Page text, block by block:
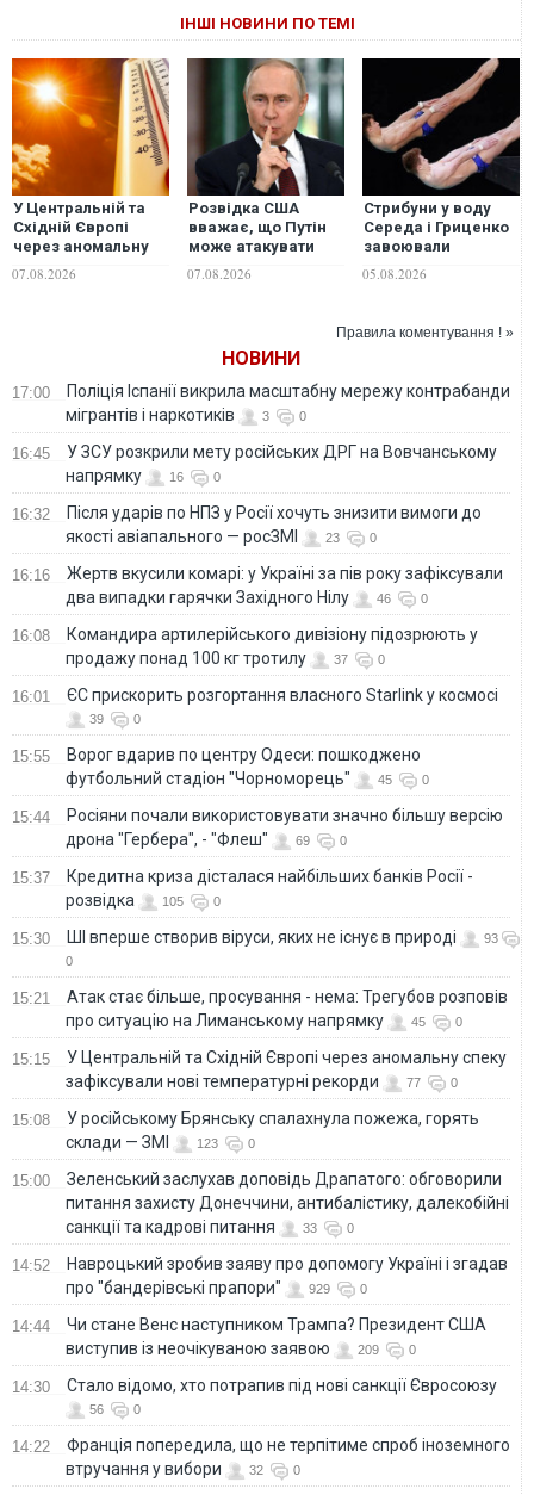
ІНШІ НОВИНИ ПО ТЕМІ
У Центральній та
Східній Європі
через аномальну
спеку зафіксували
нові температурні
07.08.2026
Розвідка США
вважає, що Путін
може атакувати
одну з країн НАТО
вже цієї осені, -
07.08.2026
Стрибуни у воду
Середа і Гриценко
завоювали
"бронзу"
чемпіонату Європи
05.08.2026
Правила коментування ! »
НОВИНИ
17:00
Поліція Іспанії викрила масштабну мережу контрабанди
мігрантів і наркотиків
3 0
16:45
У ЗСУ розкрили мету російських ДРГ на Вовчанському
напрямку
16 0
16:32
Після ударів по НПЗ у Росії хочуть знизити вимоги до
якості авіапального — росЗМІ
23 0
16:16
Жертв вкусили комарі: у Україні за пів року зафіксували
два випадки гарячки Західного Нілу
46 0
16:08
Командира артилерійського дивізіону підозрюють у
продажу понад 100 кг тротилу
37 0
16:01 ЄС прискорить розгортання власного Starlink у космосі
39 0
15:55
Ворог вдарив по центру Одеси: пошкоджено
футбольний стадіон "Чорноморець"
45 0
15:44
Росіяни почали використовувати значно більшу версію
дрона "Гербера", - "Флеш"
69 0
15:37
Кредитна криза дісталася найбільших банків Росії -
розвідка
105 0
15:30 ШІ вперше створив віруси, яких не існує в природі
93
0
15:21
Атак стає більше, просування - нема: Трегубов розповів
про ситуацію на Лиманському напрямку
45 0
15:15
У Центральній та Східній Європі через аномальну спеку
зафіксували нові температурні рекорди
77 0
15:08
У російському Брянську спалахнула пожежа, горять
склади — ЗМІ
123 0
15:00
Зеленський заслухав доповідь Драпатого: обговорили
питання захисту Донеччини, антибалістику, далекобійні
санкції та кадрові питання
33 0
14:52
Навроцький зробив заяву про допомогу Україні і згадав
про "бандерівські прапори"
929 0
14:44
Чи стане Венс наступником Трампа? Президент США
виступив із неочікуваною заявою
209 0
14:30 Стало відомо, хто потрапив під нові санкції Євросоюзу
56 0
14:22
Франція попередила, що не терпітиме спроб іноземного
втручання у вибори
32 0